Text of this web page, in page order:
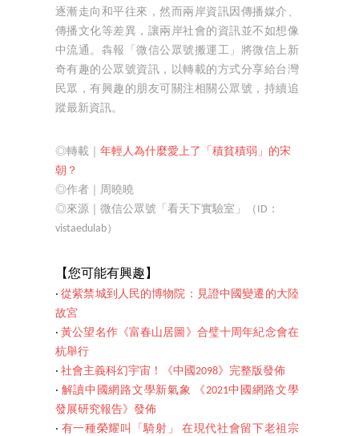
逐漸走向和平往來，然而兩岸資訊因傳播媒介、
傳播文化等差異，讓兩岸社會的資訊並不如想像
中流通。犇報「微信公眾號搬運工」將微信上新
奇有趣的公眾號資訊，以轉載的方式分享給台灣
民眾，有興趣的朋友可關注相關公眾號，持續追
蹤最新資訊。
◎轉載｜ 年輕人為什麼愛上了「積貧積弱」的宋
朝？
◎作者｜周曉曉
◎來源｜微信公眾號「看天下實驗室」（ID：
vistaedulab）
【您可能有興趣】
‧從紫禁城到人民的博物院：見證中國變遷的大陸
故宮
‧黃公望名作《富春山居圖》合璧十周年紀念會在
杭舉行
‧ 社會主義科幻宇宙！《中國2098》完整版發佈
‧ 解讀中國網路文學新氣象 《2021中國網路文學
發展研究報告》發佈
‧ 有一種榮耀叫「騎射」 在現代社會留下老祖宗